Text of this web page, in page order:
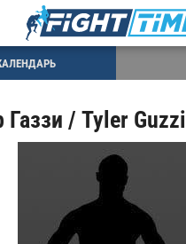
Газзи / Tyler Guzzi